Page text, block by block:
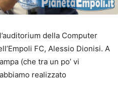
della Computer
FC, Alessio Dionisi. A
(che tra un po’ vi
realizzato